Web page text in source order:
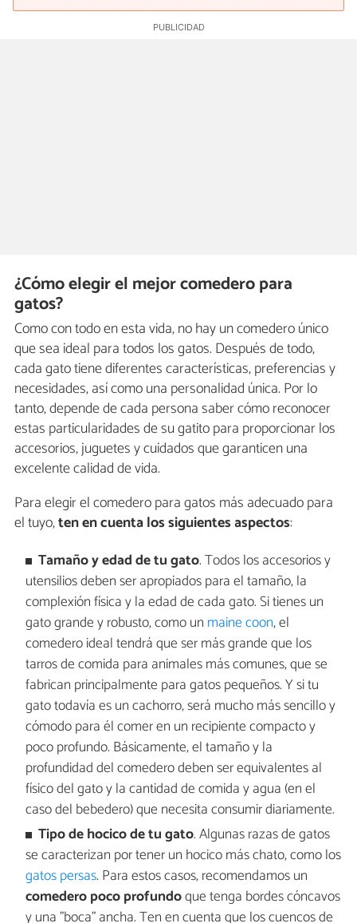
¿Cómo elegir el mejor comedero para
gatos?
Como con todo en esta vida, no hay un comedero único
que sea ideal para todos los gatos. Después de todo,
cada gato tiene diferentes características, preferencias y
necesidades, así como una personalidad única. Por lo
tanto, depende de cada persona saber cómo reconocer
estas particularidades de su gatito para proporcionar los
accesorios, juguetes y cuidados que garanticen una
excelente calidad de vida.
Para elegir el comedero para gatos más adecuado para
el tuyo,ten en cuenta los siguientes aspectos:
Tamaño y edad de tu gato. Todos los accesorios y
utensilios deben ser apropiados para el tamaño, la
complexión física y la edad de cada gato. Si tienes un
gato grande y robusto, como un maine coon, el
comedero ideal tendrá que ser más grande que los
tarros de comida para animales más comunes, que se
fabrican principalmente para gatos pequeños. Y si tu
gato todavía es un cachorro, será mucho más sencillo y
cómodo para él comer en un recipiente compacto y
poco profundo. Básicamente, el tamaño y la
profundidad del comedero deben ser equivalentes al
físico del gato y la cantidad de comida y agua (en el
caso del bebedero) que necesita consumir diariamente.
Tipo de hocico de tu gato. Algunas razas de gatos
se caracterizan por tener un hocico más chato, como los
gatos persas. Para estos casos, recomendamos un
comedero poco profundoque tenga bordes cóncavos
y una "boca" ancha. Ten en cuenta que los cuencos de